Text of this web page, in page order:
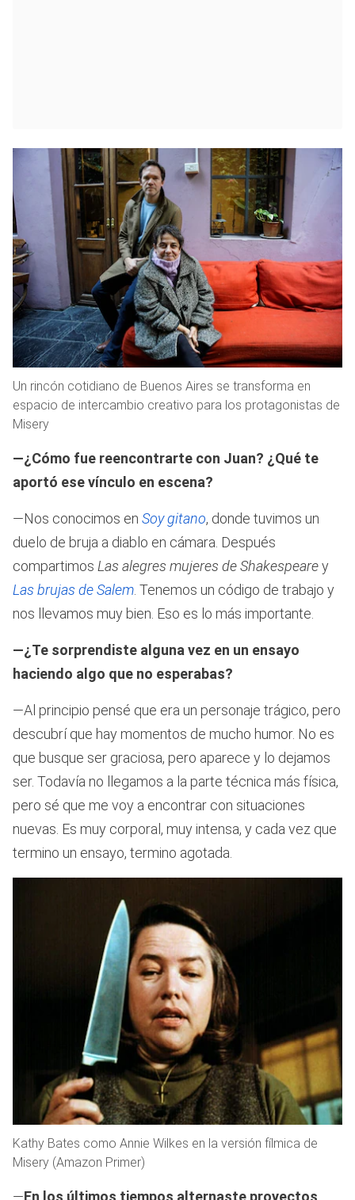
Un rincón cotidiano de Buenos Aires se transforma en
espacio de intercambio creativo para los protagonistas de
Misery
—¿Cómo fue reencontrarte con Juan? ¿Qué te
aportó ese vínculo en escena?
—Nos conocimos en Soy gitano, donde tuvimos un
duelo de bruja a diablo en cámara. Después
compartimos Las alegres mujeres de Shakespearey
Las brujas de Salem . Tenemos un código de trabajo y
nos llevamos muy bien. Eso es lo más importante.
—¿Te sorprendiste alguna vez en un ensayo
haciendo algo que no esperabas?
—Al principio pensé que era un personaje trágico, pero
descubrí que hay momentos de mucho humor. No es
que busque ser graciosa, pero aparece y lo dejamos
ser. Todavía no llegamos a la parte técnica más física,
pero sé que me voy a encontrar con situaciones
nuevas. Es muy corporal, muy intensa, y cada vez que
termino un ensayo, termino agotada.
Kathy Bates como Annie Wilkes en la versión fílmica de
Misery (Amazon Primer)
—En los últimos tiempos alternaste proyectos